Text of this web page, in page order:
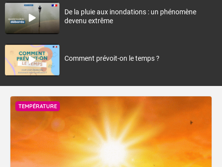
De la pluie aux inondations : un phénomène
devenu extrême
Comment prévoit-on le temps ?
TEMPÉRATURE